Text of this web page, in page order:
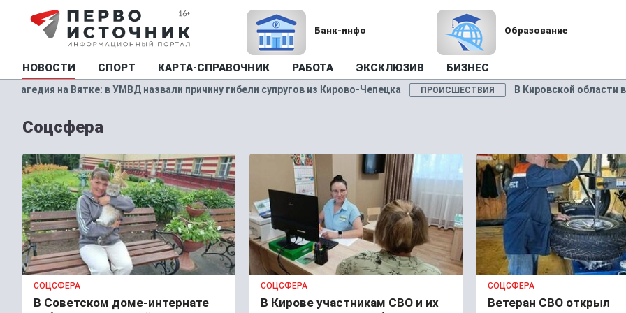
Банк-инфо Образование
НОВОСТИ СПОРТ КАРТА-СПРАВОЧНИК РАБОТА ЭКСКЛЮЗИВ БИЗНЕС
причину гибели супругов из Кирово-Чепецка
ПРОИСШЕСТВИЯ В Кировской области в Вятке утонула машина с
Соцсфера
СОЦСФЕРА
В Советском доме-интернате
СОЦСФЕРА
В Кирове участникам СВО и их
СОЦСФЕРА
Ветеран СВО открыл